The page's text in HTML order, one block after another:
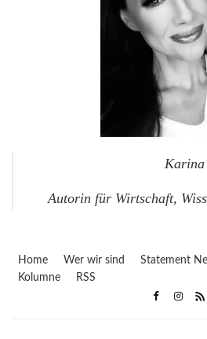
Karina
Autorin für Wirtschaft,
Home Wer wir sind Statement
Kolumne
RSS